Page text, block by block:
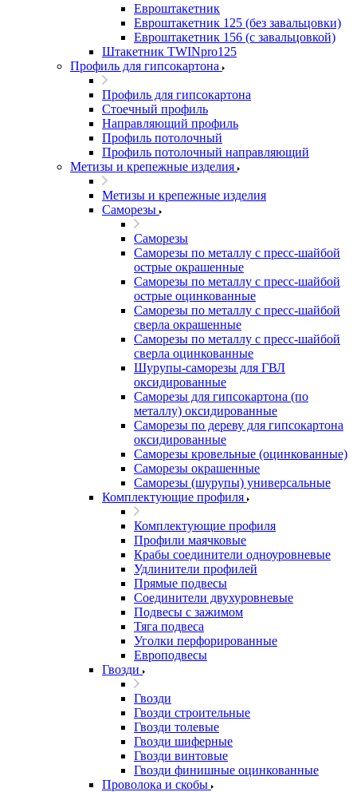
Евроштакетник
Евроштакетник 125 (без завальцовки)
Евроштакетник 156 (с завальцовкой)
Штакетник TWINpro125
Профиль для гипсокартона
Профиль для гипсокартона
Стоечный профиль
Направляющий профиль
Профиль потолочный
Профиль потолочный направляющий
Метизы и крепежные изделия
Метизы и крепежные изделия
Саморезы
Саморезы
Саморезы по металлу с пресс-шайбой
острые окрашенные
Саморезы по металлу с пресс-шайбой
острые оцинкованные
Саморезы по металлу с пресс-шайбой
сверла окрашенные
Саморезы по металлу с пресс-шайбой
сверла оцинкованные
Шурупы-саморезы для ГВЛ
оксидированные
Саморезы для гипсокартона (по
металлу) оксидированные
Саморезы по дереву для гипсокартона
оксидированные
Саморезы кровельные (оцинкованные)
Саморезы окрашенные
Саморезы (шурупы) универсальные
Комплектующие профиля
Комплектующие профиля
Профили маячковые
Крабы соединители одноуровневые
Удлинители профилей
Прямые подвесы
Соединители двухуровневые
Подвесы с зажимом
Тяга подвеса
Уголки перфорированные
Европодвесы
Гвозди
Гвозди
Гвозди строительные
Гвозди толевые
Гвозди шиферные
Гвозди винтовые
Гвозди финишные оцинкованные
Проволока и скобы